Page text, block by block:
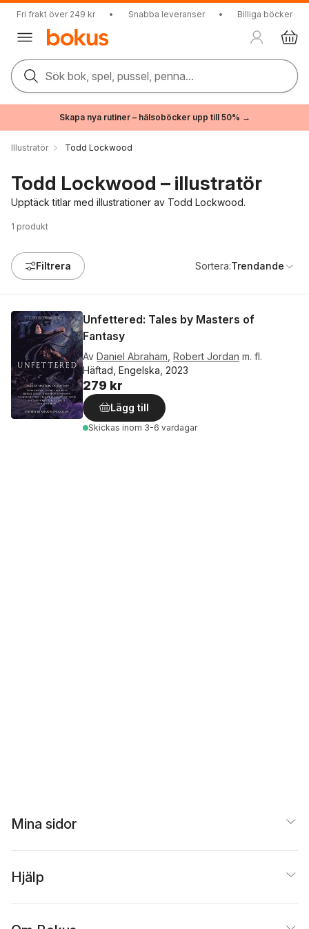
Fri frakt över 249 kr • Snabba leveranser • Billiga böcker
Sök bok, spel, pussel, penna...
Skapa nya rutiner – hälsoböcker upp till 50% →
Illustratör Todd Lockwood
Todd Lockwood – illustratör
Upptäck titlar med illustrationer av Todd Lockwood.
1 produkt
Filtrera Sortera:Trendande
Unfettered: Tales by Masters of
Fantasy
Av Daniel Abraham Robert Jordan m. fl.
Häftad, Engelska, 2023
279 kr
Lägg till
Skickas inom 3-6 vardagar
Mina sidor
Hjälp